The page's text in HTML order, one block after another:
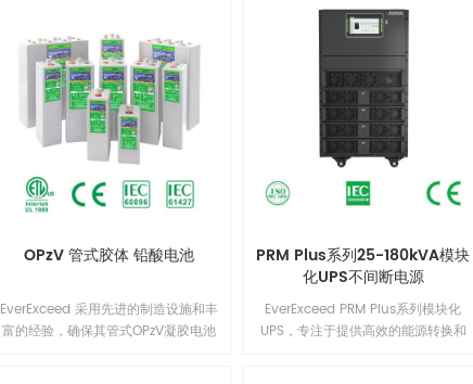
精密组件选择和最先进的制造工艺相
结合，为当今的应用生产最具成本效
益的电池解决方案。1
靠性能。多晶156mm*156mm组
件，具有出众的电池技术和领先的制
造工艺，改进的电池工艺与精选的封
装材料使得EverExceed组件拥有良好
的PID抗性；另外，组件采用了电流分
档工艺，从而有效降低了因失配造成
功率损失，实现系统输出功率最大
化。1
OPzV 管式胶体 铅酸电池
EverExceed 采用先进的制造设施和丰
富的经验，确保其管式OPzV凝胶电池
PRM Plus系列25-180kVA模块
化UPS不间断电源
EverExceed PRM Plus系列模块化
UPS，专注于提供高效的能源转换和